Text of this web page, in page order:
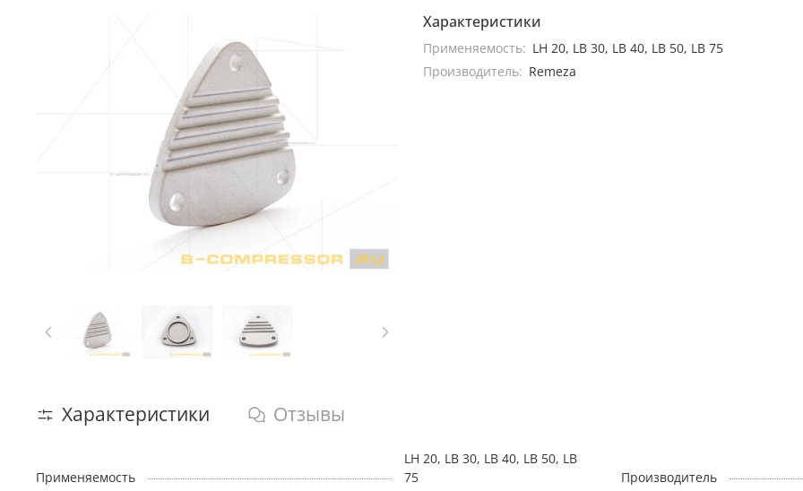
Характеристики
Применяемость: LH 20, LB 30, LB 40, LB 50, LB 75
Производитель: Remeza
Характеристики Отзывы
Применяемость
LH 20, LB 30, LB 40, LB 50, LB
75
Производитель